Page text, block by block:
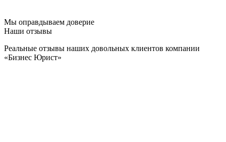
Мы оправдываем доверие
Наши отзывы
Реальные отзывы наших довольных клиентов компании
«Бизнес Юрист»